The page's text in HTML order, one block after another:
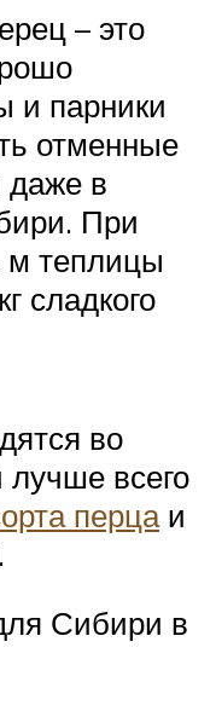
– это
и парники
отменные
даже в
При
м теплицы
сладкого
во
всего
перцаи
Сибири в